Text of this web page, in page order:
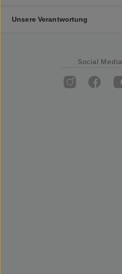
Unsere Verantwortung
Social